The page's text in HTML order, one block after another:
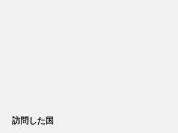
訪問した国